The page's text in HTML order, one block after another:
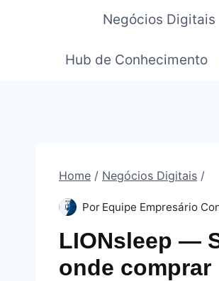
Negócios Digitais
Hub de Conhecimento
Home / Negócios Digitais /
Por Equipe Empresário
LIONsleep —
onde comprar